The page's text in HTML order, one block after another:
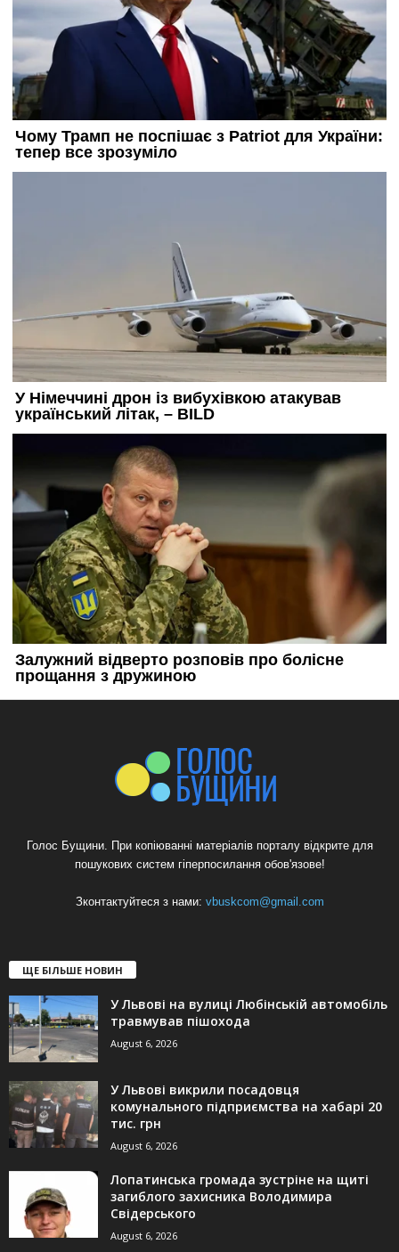
Голос Бущини. При копіюванні матеріалів порталу відкрите для
пошукових систем гіперпосилання обов'язове!
Зконтактуйтеся з нами: vbuskcom@gmail.com
ЩЕ БІЛЬШЕ НОВИН
У Львові на вулиці Любінській автомобіль
травмував пішохода
August 6, 2026
У Львові викрили посадовця
комунального підприємства на хабарі 20
тис. грн
August 6, 2026
Лопатинська громада зустріне на щиті
загиблого захисника Володимира
Свідерського
August 6, 2026